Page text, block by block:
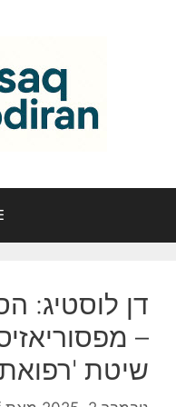
דן לוסטיג:
–
שיטת